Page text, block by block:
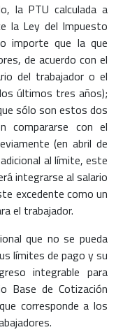
la PTU calculada a
la Ley del Impuesto
importe que la que
de acuerdo con el
del trabajador o el
últimos tres años);
sólo son estos dos
compararse con el
(en abril de
al límite, este
integrarse al salario
excedente como un
el trabajador.
que no se pueda
límites de pago y su
integrable para
Base de Cotización
corresponde a los